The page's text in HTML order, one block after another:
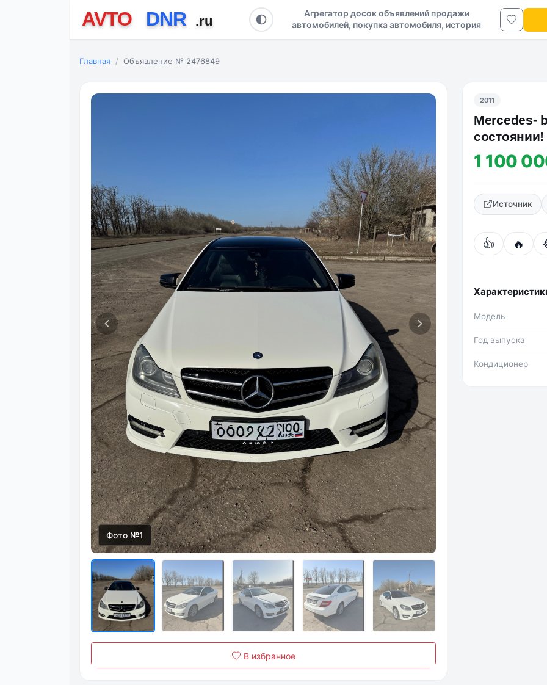
Агрегатор досок объявлений продажи
автомобилей, покупка автомобиля, история
авто в ДНР и ЛНР
Главная Объявление № 2476849
Фото №1
В избранное
2011
Mercedes-
состоянии!
1 100
Источник
👍 🔥
Модель
Год выпуска
Кондиционер